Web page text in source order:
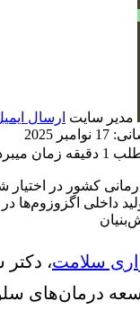
مدیر سایت ارسال
2025
میبرد
سلامت،
درمان‌های